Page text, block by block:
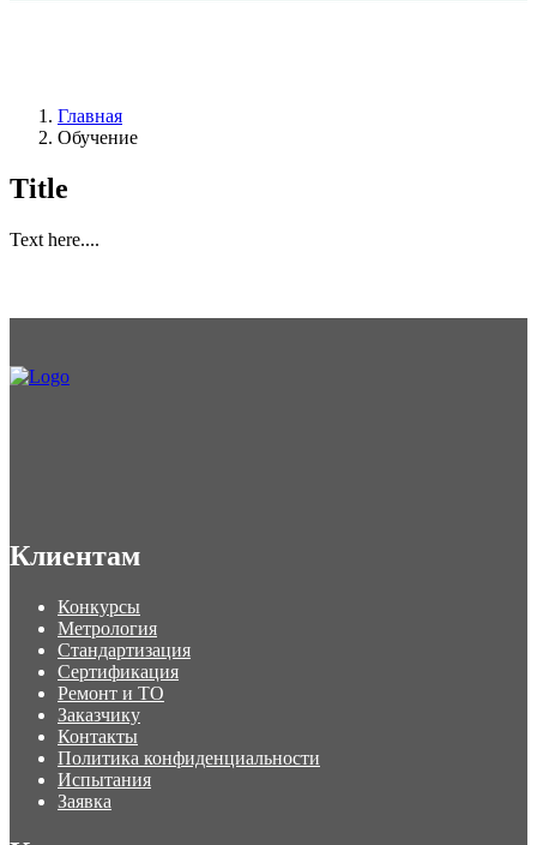
Главная
Обучение
Title
Text here....
Клиентам
Конкурсы
Метрология
Стандартизация
Сертификация
Ремонт и ТО
Заказчику
Контакты
Политика конфиденциальности
Испытания
Заявка